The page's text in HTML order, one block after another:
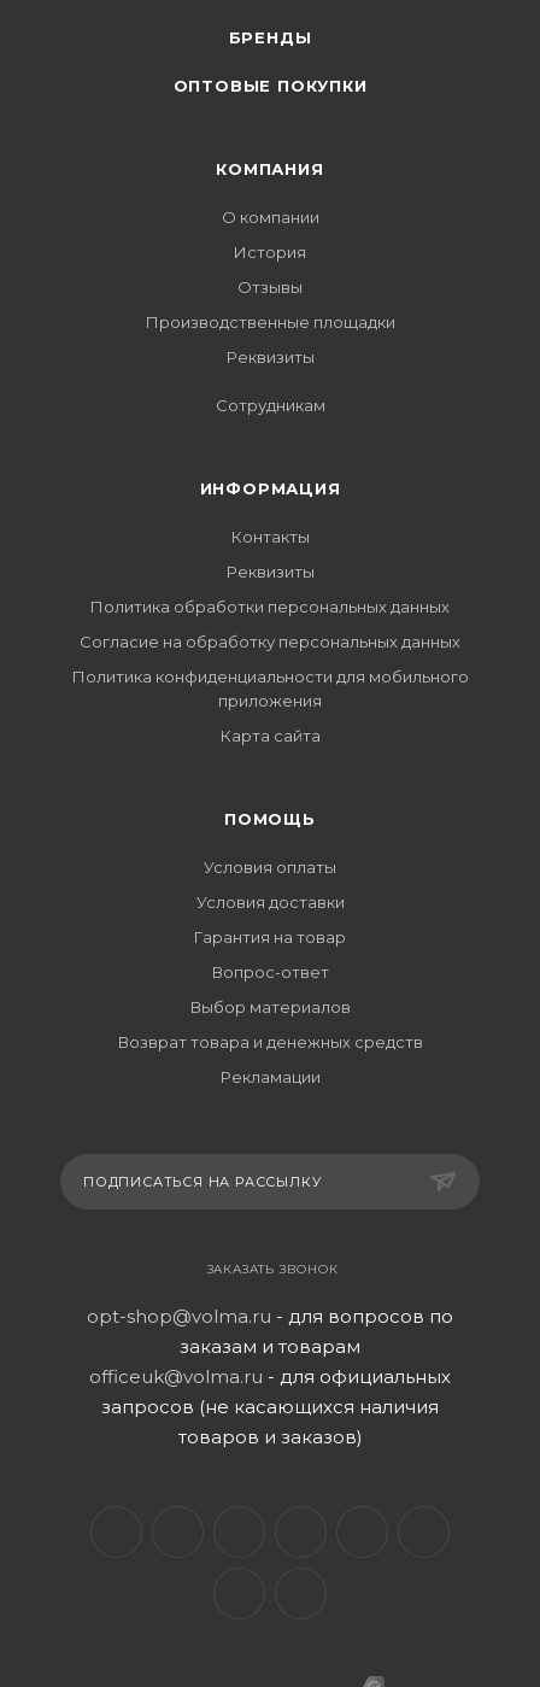
БРЕНДЫ
ОПТОВЫЕ ПОКУПКИ
КОМПАНИЯ
О компании
История
Отзывы
Производственные площадки
Реквизиты
Сотрудникам
ИНФОРМАЦИЯ
Контакты
Реквизиты
Политика обработки персональных данных
Согласие на обработку персональных данных
Политика конфиденциальности для мобильного
приложения
Карта сайта
ПОМОЩЬ
Условия оплаты
Условия доставки
Гарантия на товар
Вопрос-ответ
Выбор материалов
Возврат товара и денежных средств
Рекламации
ПОДПИСАТЬСЯ НА РАССЫЛКУ
ЗАКАЗАТЬ ЗВОНОК
opt-shop@volma.ru - для вопросов по
заказам и товарам
officeuk@volma.ru - для официальных
запросов (не касающихся наличия
товаров и заказов)